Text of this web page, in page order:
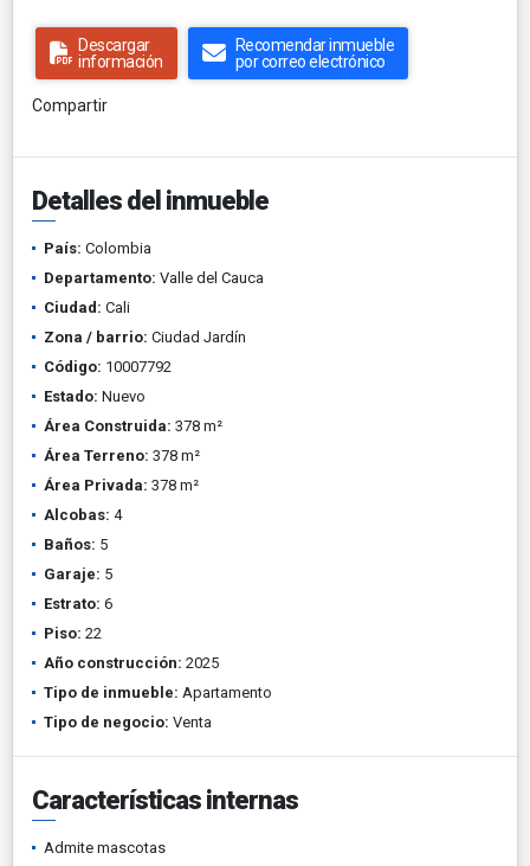
Descargar
información
Recomendar inmueble
por correo electrónico
Compartir
Detalles del inmueble
País: Colombia
Departamento: Valle del Cauca
Ciudad: Cali
Zona / barrio: Ciudad Jardín
Código: 10007792
Estado: Nuevo
Área Construida: 378 m²
Área Terreno: 378 m²
Área Privada: 378 m²
Alcobas: 4
Baños: 5
Garaje: 5
Estrato: 6
Piso: 22
Año construcción: 2025
Tipo de inmueble: Apartamento
Tipo de negocio: Venta
Características internas
Admite mascotas